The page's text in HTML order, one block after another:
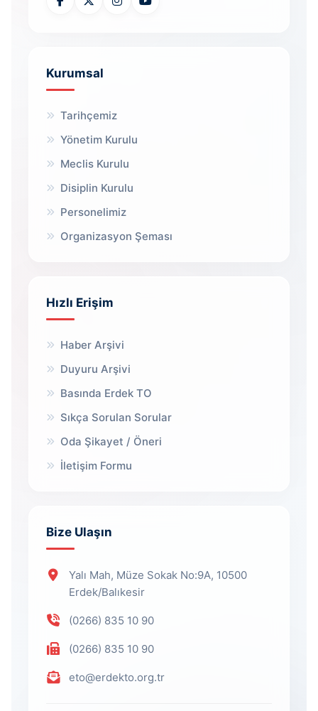
Kurumsal
Tarihçemiz
Yönetim Kurulu
Meclis Kurulu
Disiplin Kurulu
Personelimiz
Organizasyon Şeması
Hızlı Erişim
Haber Arşivi
Duyuru Arşivi
Basında Erdek TO
Sıkça Sorulan Sorular
Oda Şikayet / Öneri
İletişim Formu
Bize Ulaşın
Yalı Mah, Müze Sokak No:9A, 10500
Erdek/Balıkesir
(0266) 835 10 90
(0266) 835 10 90
eto@erdekto.org.tr